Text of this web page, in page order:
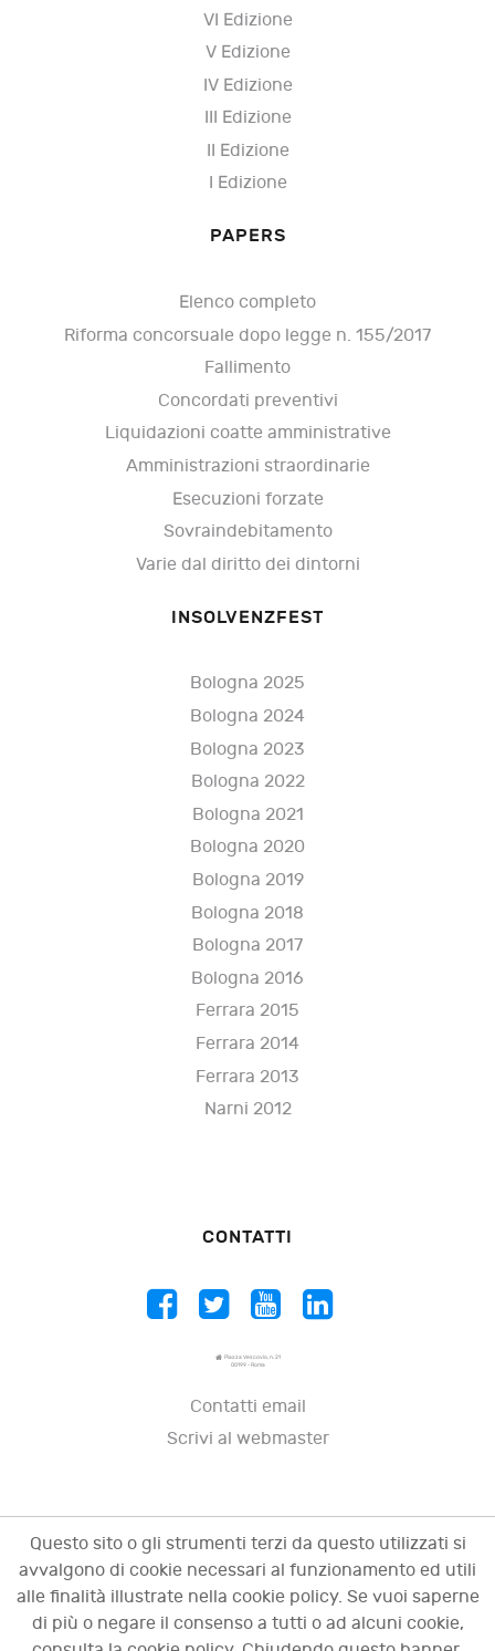
VI Edizione
V Edizione
IV Edizione
III Edizione
II Edizione
I Edizione
PAPERS
Elenco completo
Riforma concorsuale dopo legge n. 155/2017
Fallimento
Concordati preventivi
Liquidazioni coatte amministrative
Amministrazioni straordinarie
Esecuzioni forzate
Sovraindebitamento
Varie dal diritto dei dintorni
INSOLVENZFEST
Bologna 2025
Bologna 2024
Bologna 2023
Bologna 2022
Bologna 2021
Bologna 2020
Bologna 2019
Bologna 2018
Bologna 2017
Bologna 2016
Ferrara 2015
Ferrara 2014
Ferrara 2013
Narni 2012
CONTATTI
Piazza Vescovio, n. 21
00199 - Roma
Contatti email
Scrivi al webmaster
Questo sito o gli strumenti terzi da questo utilizzati si
avvalgono di cookie necessari al funzionamento ed utili
alle finalità illustrate nella cookie policy. Se vuoi saperne
di più o negare il consenso a tutti o ad alcuni cookie,